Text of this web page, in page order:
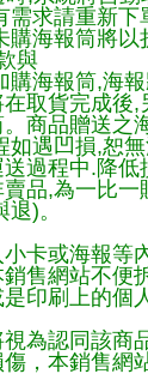
需求請重新下
購海報筒將
與
購海報筒,海
取貨完成後,
商品贈送之
如遇凹損,恕
過程中.降低
品,為一比一
)。
小卡或海報等
售網站不便
印刷上的個
視為認同該商
，本銷售網